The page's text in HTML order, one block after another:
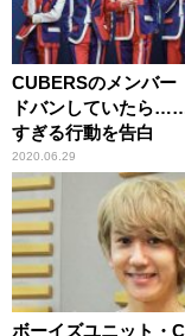
CUBERSのメンバー
ドバンしていたら
すぎる行動を告白
2020.06.29
ボーイズユニット・